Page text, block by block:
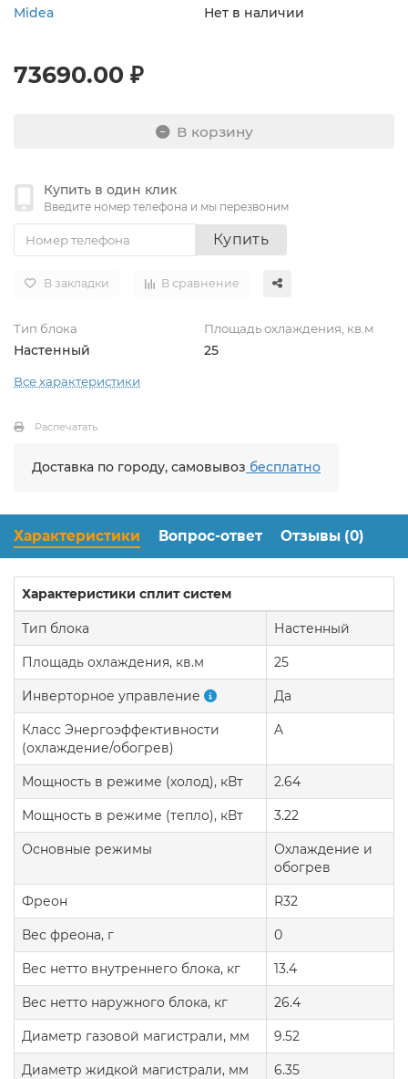
Midea Нет в наличии
73690.00 ₽
В корзину
Купить в один клик
Введите номер телефона и мы перезвоним
Купить
В закладки В сравнение
Тип блока
Настенный
Площадь охлаждения, кв.м
25
Все характеристики
Распечатать
Доставка по городу, самовывоз бесплатно
Характеристики Вопрос-ответ Отзывы (0)
Характеристики сплит систем
Тип блока Настенный
Площадь охлаждения, кв.м 25
Инверторное управление Да
Класс Энергоэффективности
(охлаждение/обогрев)
A
Мощность в режиме (холод), кВт 2.64
Мощность в режиме (тепло), кВт 3.22
Основные режимы
Охлаждение и
обогрев
Фреон R32
Вес фреона, г 0
Вес нетто внутреннего блока, кг 13.4
Вес нетто наружного блока, кг 26.4
Диаметр газовой магистрали, мм 9.52
Диаметр жидкой магистрали, мм 6.35